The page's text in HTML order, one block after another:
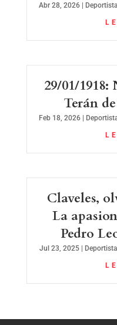
Abr 28, 2026 |
29/01/
Terán
Feb 18, 2026|
Claveles,
La
Pedro
Jul 23, 2025